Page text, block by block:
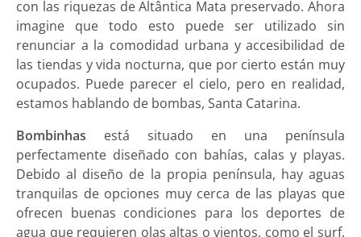
con las riquezas de Altântica Mata preservado. Ahora
imagine que todo esto puede ser utilizado sin
renunciar a la comodidad urbana y accesibilidad de
las tiendas y vida nocturna, que por cierto están muy
ocupados. Puede parecer el cielo, pero en realidad,
estamos hablando de bombas, Santa Catarina.
Bombinhas está situado en una península
perfectamente diseñado con bahías, calas y playas.
Debido al diseño de la propia península, hay aguas
tranquilas de opciones muy cerca de las playas que
ofrecen buenas condiciones para los deportes de
agua que requieren olas altas o vientos, como el surf,